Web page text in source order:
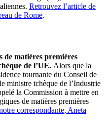
Retrouvez l’article de
de Rome.
de matières premières
de l’UE. Alors que la
tournante du Conseil de
ministre tchèque de l’Industrie
la Commission à mettre en
de matières premières
correspondante, Aneta